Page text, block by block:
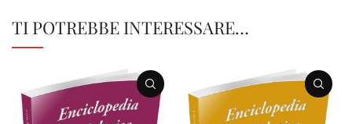
TI POTREBBE INTERESSARE…